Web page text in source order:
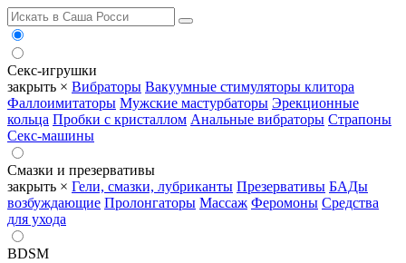
Секс-игрушки
закрыть × Вибраторы Вакуумные стимуляторы клитора
Фаллоимитаторы Мужские мастурбаторы Эрекционные
кольца Пробки с кристаллом Анальные вибраторы Страпоны
Секс-машины
Смазки и презервативы
закрыть × Гели, смазки, лубриканты Презервативы БАДы
возбуждающие Пролонгаторы Массаж Феромоны Средства
для ухода
BDSM